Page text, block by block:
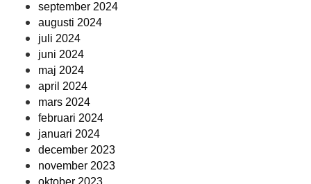
september 2024
augusti 2024
juli 2024
juni 2024
maj 2024
april 2024
mars 2024
februari 2024
januari 2024
december 2023
november 2023